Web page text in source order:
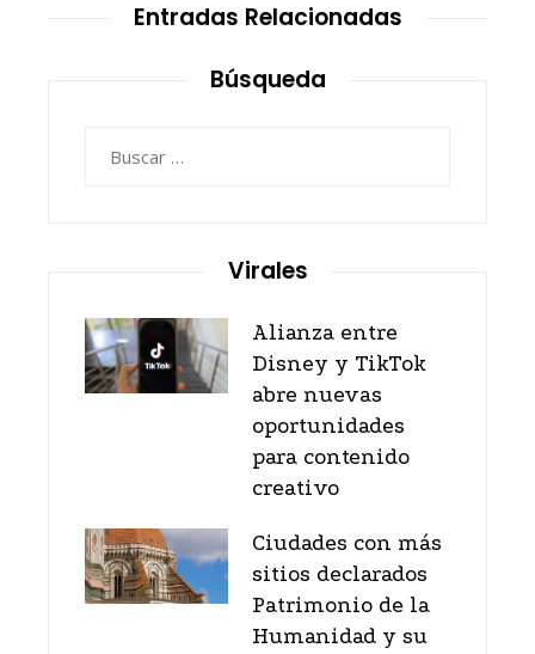
Entradas Relacionadas
Búsqueda
Virales
Alianza entre
Disney y TikTok
abre nuevas
oportunidades
para contenido
creativo
Ciudades con más
sitios declarados
Patrimonio de la
Humanidad y su